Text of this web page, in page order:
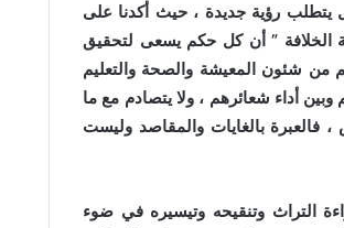
يتطلب رؤية جديدة ، حيث أكدنا على
الخلافة ” أن كل حكم يسعى لتحقيق
من شئون المعيشة والصحة والتعليم
وبين أداء شعائرهم ، ولا يتصادم مع ما
بالغايات والمقاصد وليست
التراث وتنقيحه وتيسيره في ضوء